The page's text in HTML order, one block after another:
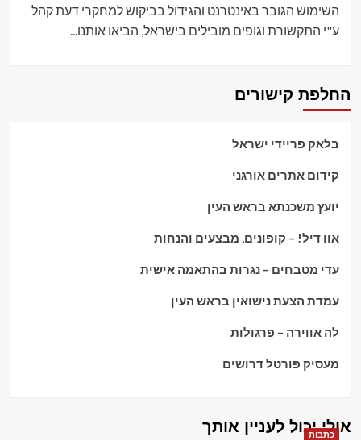
השימוש הגובר באינטרנט והגידול בביקוש למחקרי דעת קהל
ע"י התקשורת וגופים מובילים בישראל, הביאו אותנו...
החלפת קישורים
בלאק פריידי ישראל
קידום אתרים אורגני
יועץ משכנתא בראש העין
אוו דיל! – קופונים, מבצעים והנחות
עדי מטבחים – נגרות בהתאמה אישית
עמדת הצעת נישואין בראש העין
לה אווירה – פרגולות
מעסיק פורטל דרושים
אולי יכול לעניין אותך
כתבות